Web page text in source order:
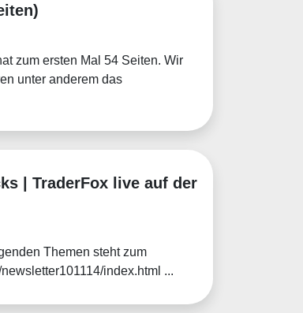
zum ersten Mal 54 Seiten. Wir
unter anderem das
| TraderFox live auf der
Themen steht zum
index.html ...